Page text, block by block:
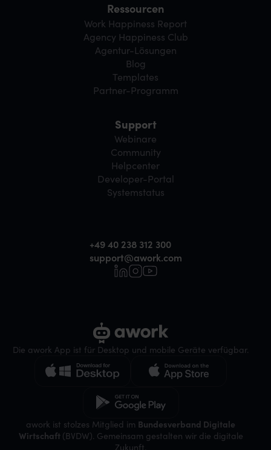
Die awork App ist für Desktop und mobile Geräte verfügbar.
awork ist stolzes Mitglied im Bundesverband Digitale
Wirtschaft (BVDW). Gemeinsam gestalten wir die digitale
Zukunft.
Ressourcen
Work Happiness Report
Agency Happiness Club
Agentur-Lösungen
Blog
Templates
Partner-Programm
Support
Webinare
Community
Helpcenter
Developer-Portal
Systemstatus
+49 40 238 312 300
support@awork.com